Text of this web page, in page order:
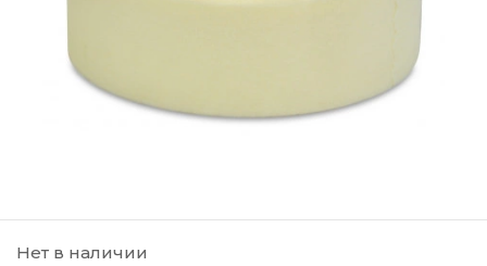
Нет в наличии